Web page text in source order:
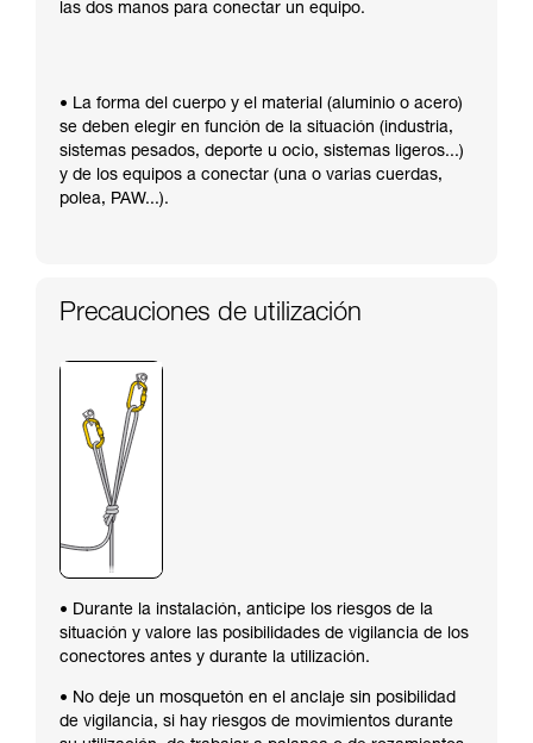
las dos manos para conectar un equipo.
• La forma del cuerpo y el material (aluminio o acero)
se deben elegir en función de la situación (industria,
sistemas pesados, deporte u ocio, sistemas ligeros...)
y de los equipos a conectar (una o varias cuerdas,
polea, PAW...).
Precauciones de utilización
• Durante la instalación, anticipe los riesgos de la
situación y valore las posibilidades de vigilancia de los
conectores antes y durante la utilización.
• No deje un mosquetón en el anclaje sin posibilidad
de vigilancia, si hay riesgos de movimientos durante